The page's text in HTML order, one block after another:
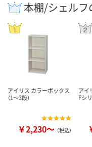
本棚/シェルフ
アイリス カラーボックス
（1～3段）
￥2,230～ （税込）
アイ
Fシ